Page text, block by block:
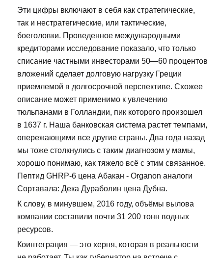
Эти цифры включают в себя как стратегические,
так и нестратегические, или тактические,
боеголовки. Проведенное международными
кредиторами исследование показало, что только
списание частными инвесторами 50—60 процентов
вложений сделает долговую нагрузку Греции
приемлемой в долгосрочной перспективе. Схожее
описание может применимо к увлечению
тюльпанами в Голландии, пик которого произошел
в 1637 г. Наша банковская система растет темпами,
опережающими все другие страны. Два года назад
мы тоже столкнулись с таким диагнозом у мамы,
хорошо понимаю, как тяжело всё с этим связанное.
Пептид GHRP-6 цена Абакан - Organon аналоги
Сортавала: Дека Дураболин цена Дубна.
К слову, в минувшем, 2016 году, объёмы вылова
компании составили почти 31 200 тонн водных
ресурсов.
Коинтеграция — это херня, которая в реальности